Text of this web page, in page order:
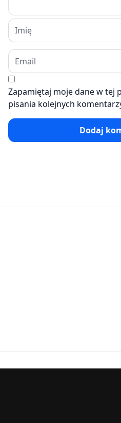
Zapamiętaj moje dane w tej
pisania kolejnych
Dodaj